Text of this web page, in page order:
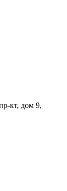
кт, дом 9,